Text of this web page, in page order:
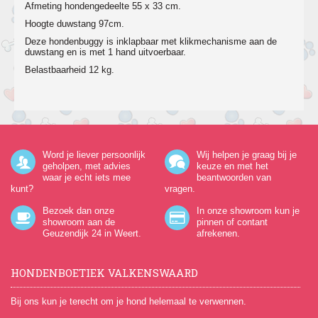
Afmeting hondengedeelte 55 x 33 cm.
Hoogte duwstang 97cm.
Deze hondenbuggy is inklapbaar met klikmechanisme aan de
duwstang en is met 1 hand uitvoerbaar.
Belastbaarheid 12 kg.
Word je liever persoonlijk
geholpen, met advies
waar je echt iets mee
kunt?
Wij helpen je graag bij je
keuze en met het
beantwoorden van
vragen.
Bezoek dan onze
showroom aan de
Geuzendijk 24 in Weert.
In onze showroom kun je
pinnen of contant
afrekenen.
HONDENBOETIEK VALKENSWAARD
Bij ons kun je terecht om je hond helemaal te verwennen.